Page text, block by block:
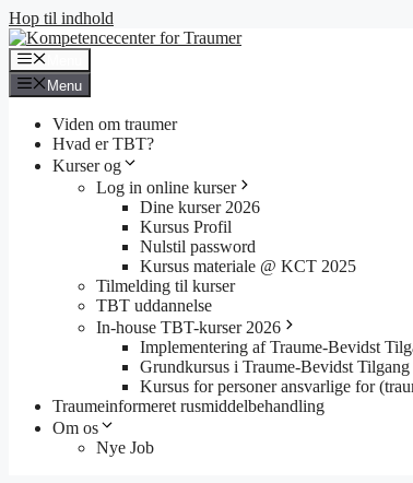
Hop til indhold
Menu
Viden om traumer
Hvad er TBT?
Kurser og
Log in online kurser
Dine kurser 2026
Kursus Profil
Nulstil password
Kursus materiale @ KCT 2025
Tilmelding til kurser
TBT uddannelse
In-house TBT-kurser 2026
Implementering af Traume-Bevidst
Grundkursus i Traume-Bevidst
Kursus for personer ansvarlige for
Traumeinformeret rusmiddelbehandling
Om os
Nye Job